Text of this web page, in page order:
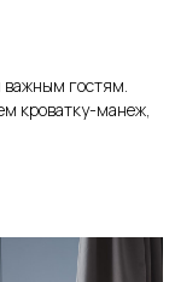
гостям.
кроватку-манеж,